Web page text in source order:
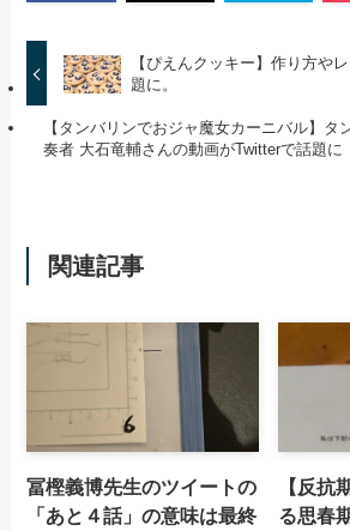
【ぴえんクッキー】作り方や
題に。
【タンバリンでおジャ魔女カーニバル】タ
奏者 大石竜輔さんの動画がTwitterで話題に
関連記事
冨樫義博先生のツイートの
「あと４話」の意味は最終
【反抗
る思春